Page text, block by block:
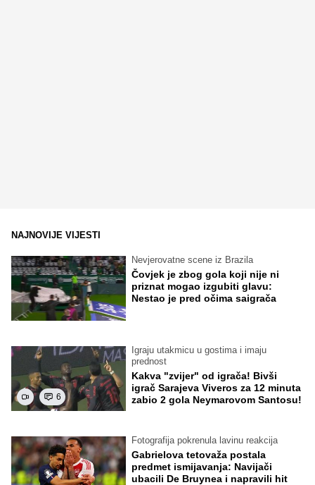
NAJNOVIJE VIJESTI
Nevjerovatne scene iz Brazila
Čovjek je zbog gola koji nije ni
priznat mogao izgubiti glavu:
Nestao je pred očima saigrača
6
Igraju utakmicu u gostima i imaju
prednost
Kakva "zvijer" od igrača! Bivši
igrač Sarajeva Viveros za 12 minuta
zabio 2 gola Neymarovom Santosu!
Fotografija pokrenula lavinu reakcija
Gabrielova tetovaža postala
predmet ismijavanja: Navijači
ubacili De Bruynea i napravili hit